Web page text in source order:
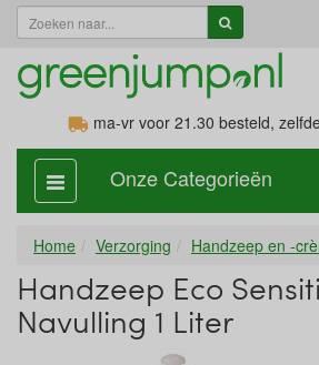
ma-vr voor 21.30 besteld,
categorie
aan,
Onze Categorieën
Home Verzorging Handzeep en -
Handzeep Eco
Navulling 1 Liter